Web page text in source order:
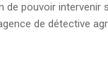
pouvoir intervenir
de détective